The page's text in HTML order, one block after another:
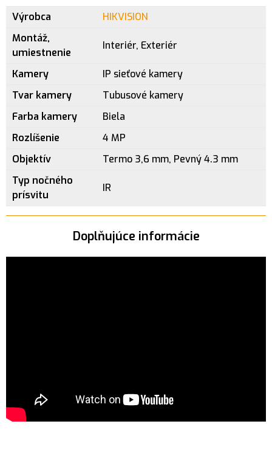
Výrobca
HIKVISION
Montáž,
umiestnenie
Interiér, Exteriér
Kamery
IP sieťové kamery
Tvar kamery
Tubusové kamery
Farba kamery
Biela
Rozlíšenie
4 MP
Objektív
Termo 3,6 mm, Pevný 4.3 mm
Typ nočného
prísvitu
IR
Doplňujúce informácie